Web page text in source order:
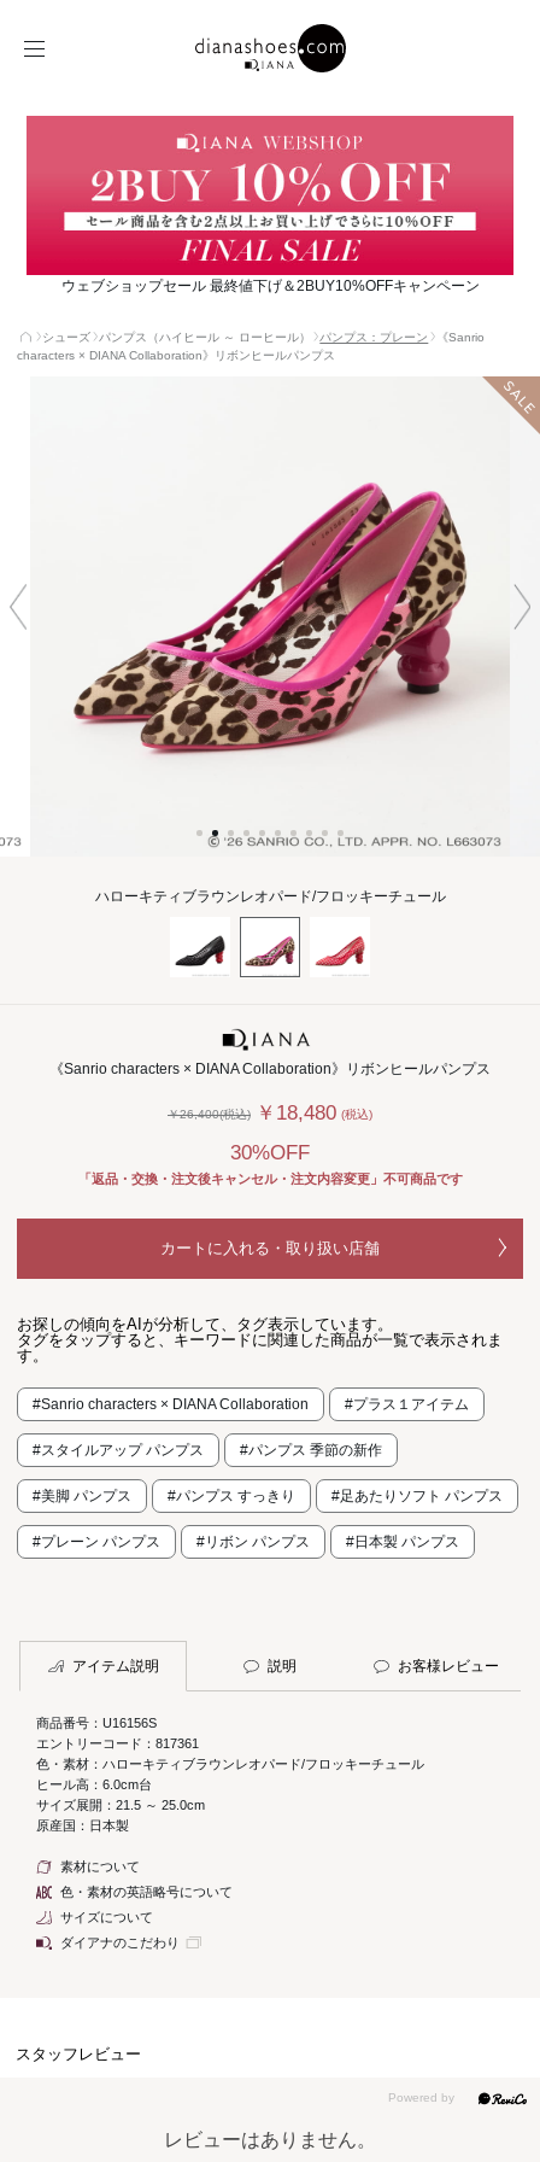
ウェブショップセール 最終値下げ＆2BUY10%OFFキャンペーン
シューズ パンプス（ハイヒール ～ ローヒール） パンプス：プレーン
《Sanrio
characters × DIANA Collaboration》リボンヒールパンプス
ハローキティブラウンレオパード/フロッキーチュール
《Sanrio characters × DIANA Collaboration》リボンヒールパンプス
￥26,400(税込) ￥18,480 (税込)
30%OFF
「返品・交換・注文後キャンセル・注文内容変更」不可商品です
カートに入れる・取り扱い店舗
お探しの傾向をAIが分析して、タグ表示しています。
タグをタップすると、キーワードに関連した商品が一覧で表示されま
す。
#Sanrio characters × DIANA Collaboration #プラス１アイテム
#スタイルアップ パンプス #パンプス 季節の新作
#美脚 パンプス #パンプス すっきり #足あたりソフト パンプス
#プレーン パンプス #リボン パンプス #日本製 パンプス
アイテム説明 説明 お客様レビュー
商品番号：U16156S
エントリーコード：817361
色・素材：ハローキティブラウンレオパード/フロッキーチュール
ヒール高：6.0cm台
サイズ展開：21.5 ～ 25.0cm
原産国：日本製
素材について
色・素材の英語略号について
サイズについて
ダイアナのこだわり
スタッフレビュー
レビューはありません。